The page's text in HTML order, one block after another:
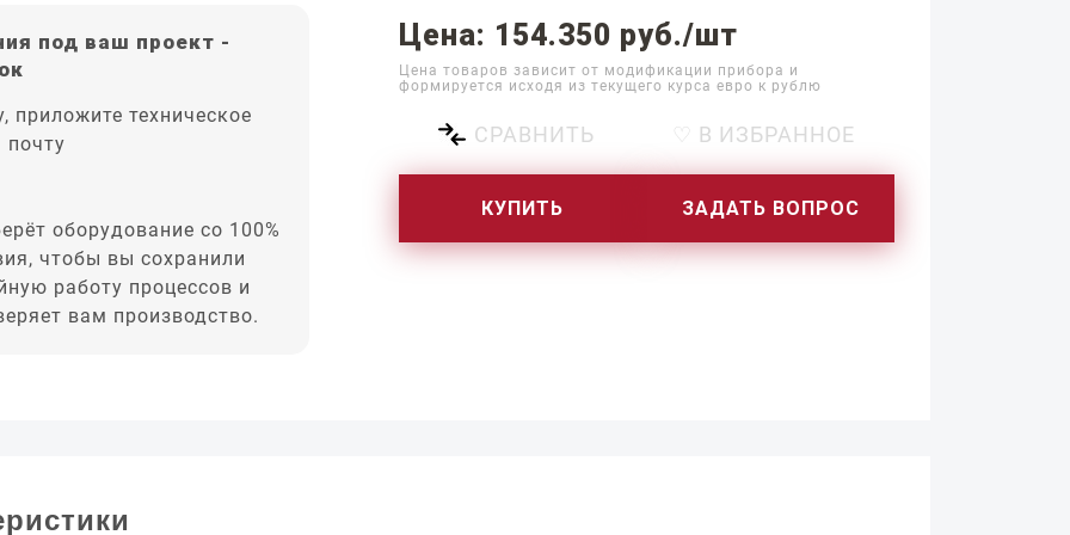
под ваш проект -
приложите техническое
почту
оборудование со 100%
чтобы вы сохранили
работу процессов и
вам производство.
Цена: 154.350 руб./шт
Цена товаров зависит от модификации прибора и
формируется исходя из текущего курса евро к рублю
СРАВНИТЬ ♡ В ИЗБРАННОЕ
КУПИТЬ ЗАДАТЬ ВОПРОС